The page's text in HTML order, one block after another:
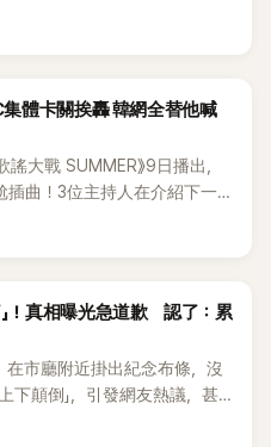
成員勝訴，認定她們與143
體卡關挨轟 韓網全替他喊
大戰 SUMMER》9日播出，
插曲！3位主持人在介紹下一
度陷入停頓，就連製作人員
！真相曝光急道歉 認了：累
市廳附近掛出紀念布條，沒
下顛倒」，引發網友熱議，甚
不住留言痛批。仁川市最後